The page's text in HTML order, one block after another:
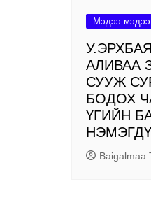
Мэдээ
АЛИВАА
СУУЖ
БОДОХ
ҮГИЙН
Baigalmaa